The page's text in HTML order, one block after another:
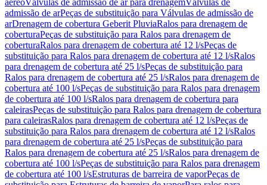
aéreoVálvulas de admissão de ar para drenagemVálvulas de
admissão de arPeças de substituição para Válvulas de admissão de
arDrenagem de cobertura Geberit PluviaRalos para drenagem de
coberturaPeças de substituição para Ralos para drenagem de
coberturaRalos para drenagem de cobertura até 12 l/sPeças de
substituição para Ralos para drenagem de cobertura até 12 l/sRalos
para drenagem de cobertura até 25 l/sPeças de substituição para
Ralos para drenagem de cobertura até 25 l/sRalos para drenagem de
cobertura até 100 l/sPeças de substituição para Ralos para drenagem
de cobertura até 100 l/sRalos para drenagem de cobertura para
caleirasPeças de substituição para Ralos para drenagem de cobertura
para caleirasRalos para drenagem de cobertura até 12 l/sPeças de
substituição para Ralos para drenagem de cobertura até 12 l/sRalos
para drenagem de cobertura até 25 l/sPeças de substituição para
Ralos para drenagem de cobertura até 25 l/sRalos para drenagem de
cobertura até 100 l/sPeças de substituição para Ralos para drenagem
de cobertura até 100 l/sEstruturas de barreira de vaporPeças de